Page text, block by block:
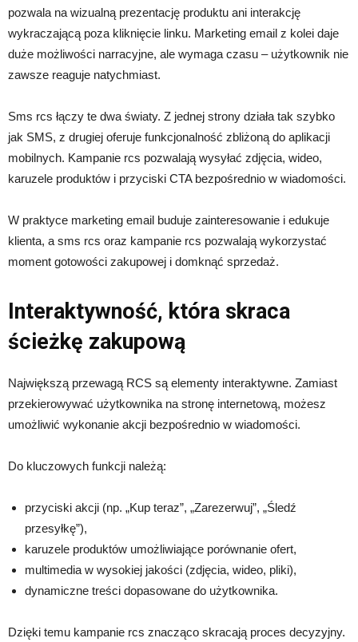
pozwala na wizualną prezentację produktu ani interakcję
wykraczającą poza kliknięcie linku. Marketing email z kolei daje
duże możliwości narracyjne, ale wymaga czasu – użytkownik nie
zawsze reaguje natychmiast.
Sms rcs łączy te dwa światy. Z jednej strony działa tak szybko
jak SMS, z drugiej oferuje funkcjonalność zbliżoną do aplikacji
mobilnych. Kampanie rcs pozwalają wysyłać zdjęcia, wideo,
karuzele produktów i przyciski CTA bezpośrednio w wiadomości.
W praktyce marketing email buduje zainteresowanie i edukuje
klienta, a sms rcs oraz kampanie rcs pozwalają wykorzystać
moment gotowości zakupowej i domknąć sprzedaż.
Interaktywność, która skraca
ścieżkę zakupową
Największą przewagą RCS są elementy interaktywne. Zamiast
przekierowywać użytkownika na stronę internetową, możesz
umożliwić wykonanie akcji bezpośrednio w wiadomości.
Do kluczowych funkcji należą:
przyciski akcji (np. „Kup teraz”, „Zarezerwuj”, „Śledź
przesyłkę”),
karuzele produktów umożliwiające porównanie ofert,
multimedia w wysokiej jakości (zdjęcia, wideo, pliki),
dynamiczne treści dopasowane do użytkownika.
Dzięki temu kampanie rcs znacząco skracają proces decyzyjny.